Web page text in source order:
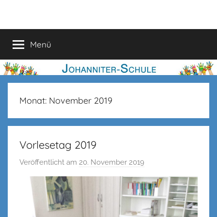
Schule
Menü
Monat: November 2019
Vorlesetag 2019
Veröffentlicht am 20. November 2019
n
c
s